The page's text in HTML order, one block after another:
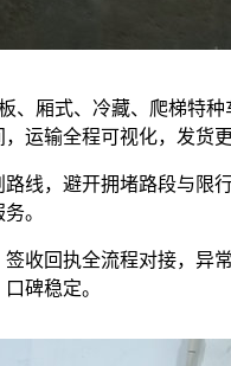
、厢式、冷藏、爬梯特
运输全程可视化，发货更
线，避开拥堵路段与
。
收回执全流程对接，
碑稳定。